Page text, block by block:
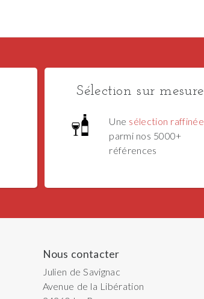
Sélection sur mesure
Une sélection raffinée
parmi nos 5000+
références
Nous contacter
Julien de Savignac
Avenue de la Libération